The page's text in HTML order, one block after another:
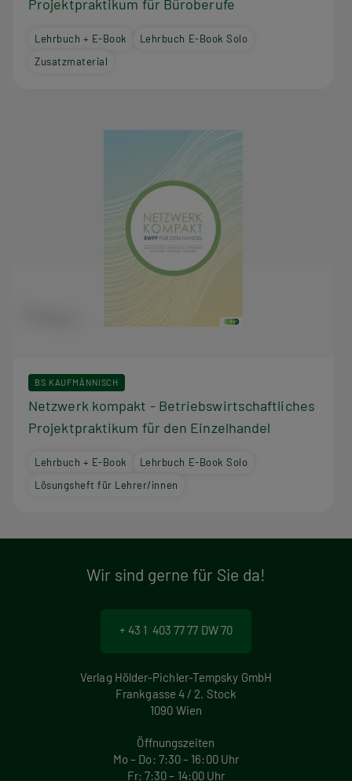
Projektpraktikum für Büroberufe
Lehrbuch + E-Book
Lehrbuch E-Book Solo
Zusatzmaterial
BS KAUFMÄNNISCH
Netzwerk kompakt - Betriebswirtschaftliches
Projektpraktikum für den Einzelhandel
Lehrbuch + E-Book
Lehrbuch E-Book Solo
Lösungsheft für Lehrer/innen
Wir sind gerne für Sie da!
+ 43 1 403 77 77 DW 70
Verlag Hölder-Pichler-Tempsky GmbH
Frankgasse 4 / 2. Stock
1090 Wien
Öffnungszeiten
Mo – Do: 7:30 – 16:00 Uhr
Fr: 7:30 – 14:00 Uhr